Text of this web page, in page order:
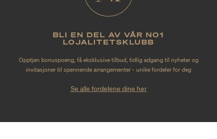
BLI EN DEL AV VÅR NO1
LOJALITETSKLUBB
Opptjen bonuspoeng, få eksklusive tilbud, tidlig adgang til nyheter og
invitasjoner til spennende arrangementer - unike fordeler for deg
Se alle fordelene dine her